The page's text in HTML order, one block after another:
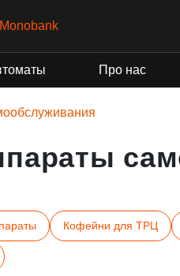
Про нас
Кофейни для ТРЦ